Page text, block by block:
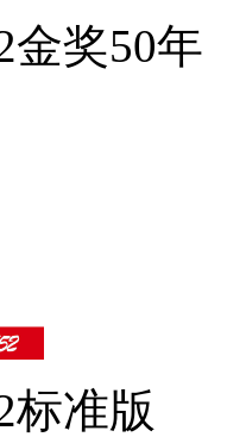
金奖50年
标准版